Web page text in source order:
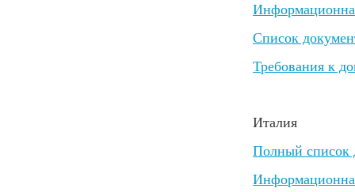
Список
Требования к
Италия
Полный список